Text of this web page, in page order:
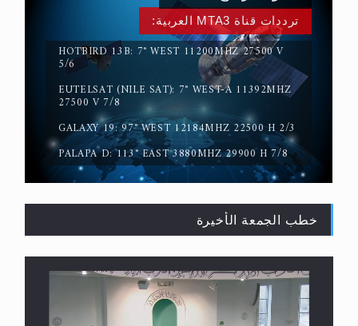
سورة التكوير تُنبئ بزمن بعثة المسيح الموعود عليه
حقيقة المسيح الدجال
ترددات قناة MTA3 العربية:
HOTBIRD 13B: 7° WEST 11200MHZ 27500 V
5/6
EUTELSAT (NILE SAT): 7° WEST-A 11392MHZ
27500 V 7/8
GALAXY 19: 97° WEST 12184MHZ 22500 H 2/3
PALAPA D: 113° EAST 3880MHZ 29900 H 7/8
خطب الجمعة الأخيرة